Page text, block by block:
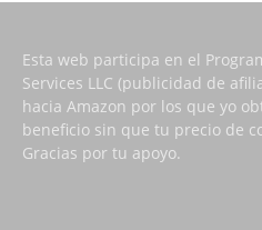
Esta web participa en el
Services LLC (publicidad de
hacia Amazon por los que yo
beneficio sin que tu precio de
Gracias por tu apoyo.